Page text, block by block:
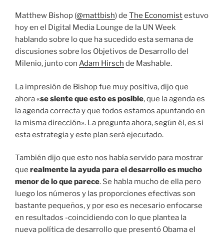
Matthew Bishop (@mattbish) de The Economistestuvo
hoy en el Digital Media Lounge de la UN Week
hablando sobre lo que ha sucedido esta semana de
discusiones sobre los Objetivos de Desarrollo del
Milenio, junto con Adam Hirsch de Mashable.
La impresión de Bishop fue muy positiva, dijo que
ahora «se siente que esto es posible, que la agenda es
la agenda correcta y que todos estamos apuntando en
la misma dirección». La pregunta ahora, según él, es si
esta estrategia y este plan será ejecutado.
También dijo que esto nos había servido para mostrar
que realmente la ayuda para el desarrollo es mucho
menor de lo que parece. Se habla mucho de ella pero
luego los números y las proporciones efectivas son
bastante pequeños, y por eso es necesario enfocarse
en resultados -coincidiendo con lo que plantea la
nueva política de desarrollo que presentó Obama el